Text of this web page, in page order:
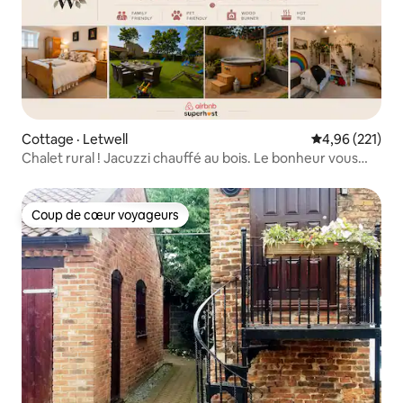
Cottage · Letwell Note
4,96 (221)
Chalet rural ! Jacuzzi chauffé au bois. Le bonheur vous
Coup de cœur voyageurs
Coup de cœur voyageurs